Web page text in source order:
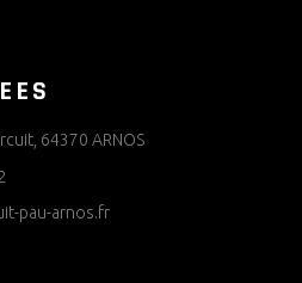
64370 ARNOS
pau-arnos.fr